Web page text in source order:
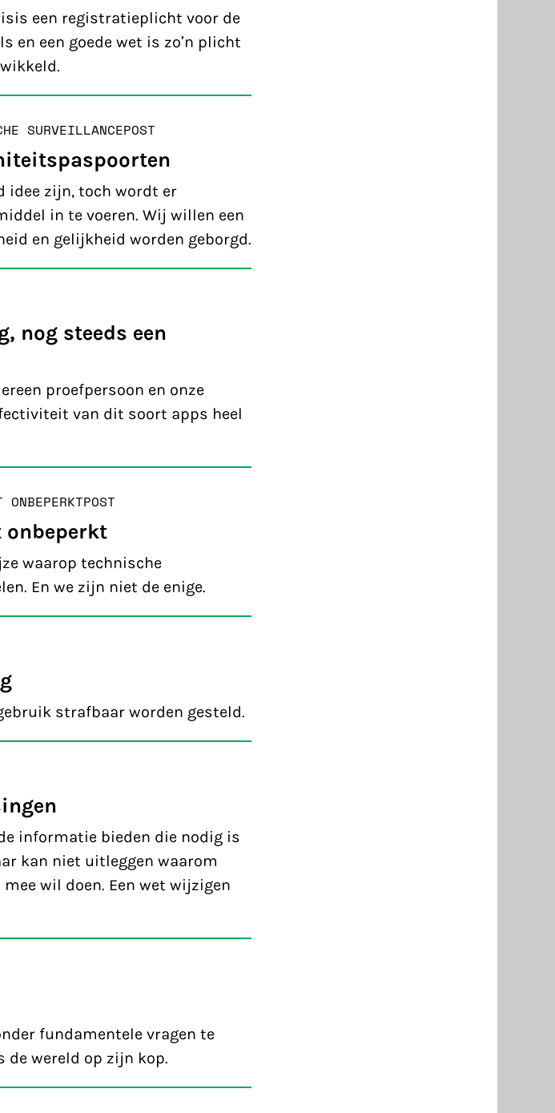
een registratieplicht voor de
en een goede wet is zo’n plicht
SURVEILLANCEPOST
zijn, toch wordt er
in te voeren. Wij willen een
en gelijkheid worden geborgd.
nog steeds een
proefpersoon en onze
van dit soort apps heel
POST
onbeperkt
waarop technische
En we zijn niet de enige.
strafbaar worden gesteld.
informatie bieden die nodig is
kan niet uitleggen waarom
wil doen. Een wet wijzigen
fundamentele vragen te
de wereld op zijn kop.